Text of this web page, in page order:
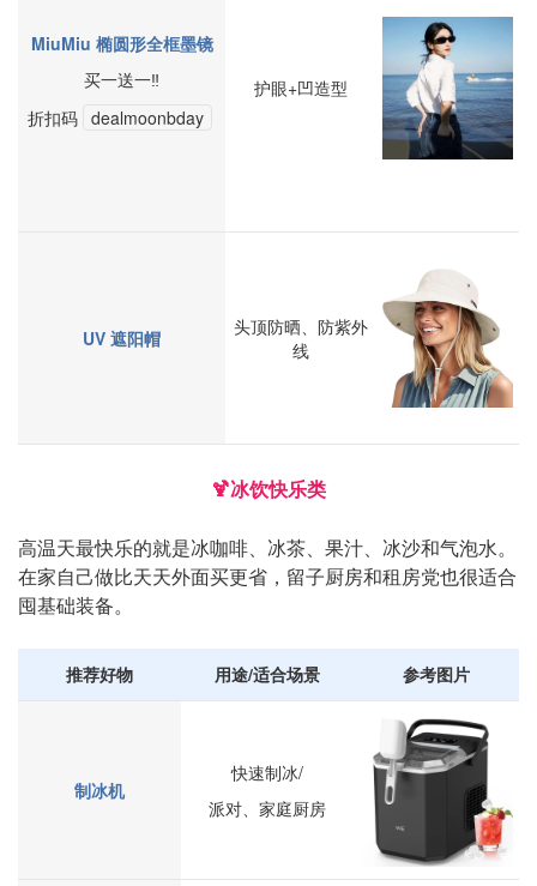
MiuMiu 椭圆形全框墨镜
买一送一‼️
折扣码 dealmoonbday
护眼+凹造型
UV 遮阳帽
头顶防晒、防紫外
线
🍹冰饮快乐类
高温天最快乐的就是冰咖啡、冰茶、果汁、冰沙和气泡水。
在家自己做比天天外面买更省，留子厨房和租房党也很适合
囤基础装备。
推荐好物 用途/适合场景 参考图片
制冰机
快速制冰/
派对、家庭厨房